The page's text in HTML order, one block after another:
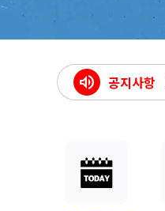
volume_up 공지사항